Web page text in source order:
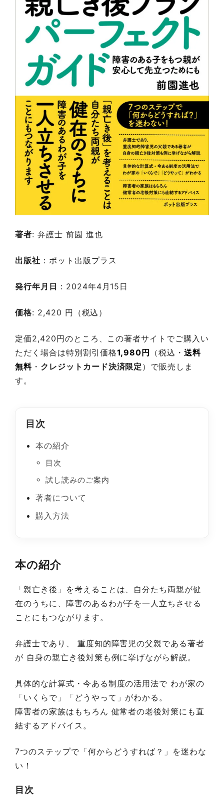
著者: 弁護士 前園 進也
出版社 ：ポット出版プラス
発行年月日 ：2024年4月15日
価格: 2,420 円（税込）
定価2,420円のところ、この著者サイトでご購入い
ただく場合は特別割引価格1,980円 （税込・送料
無料・ クレジットカード決済限定 ）で販売しま
す。
目次
本の紹介
目次
試し読みのご案内
著者について
購入方法
本の紹介
「親亡き後」を考えることは、自分たち両親が健
在のうちに、障害のあるわが子を一人立ちさせる
ことにもつながります。
弁護士であり、 重度知的障害児の父親である著者
が 自身の親亡き後対策も例に挙げながら解説。
具体的な計算式・今ある制度の活用法で わが家の
「いくらで」「どうやって」がわかる。
障害者の家族はもちろん 健常者の老後対策にも直
結するアドバイス。
7つのステップで「何からどうすれば？」を迷わな
い！
目次